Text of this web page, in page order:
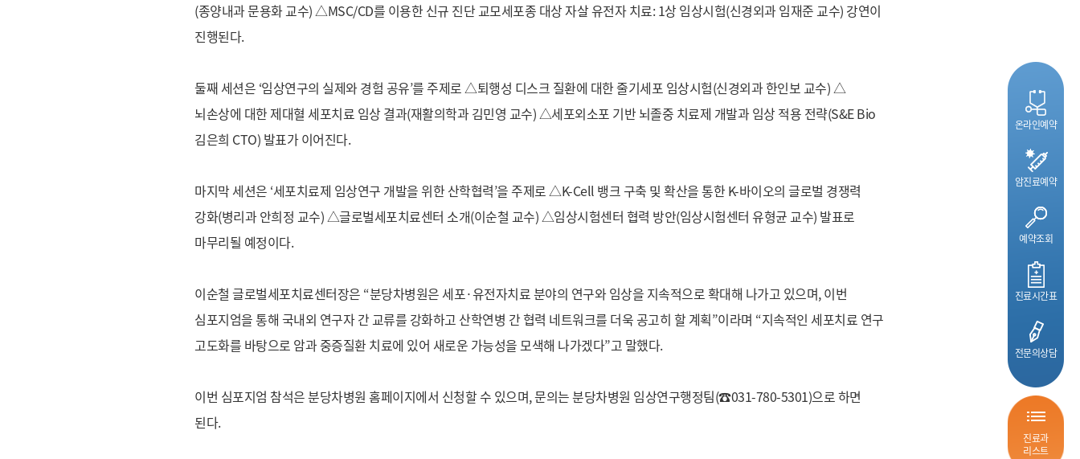
온라인예약
암진료예약
예약조회
진료시간표
전문의상담
진료과
리스트
(종양내과 문용화 교수) △MSC/CD를 이용한 신규 진단 교모세포종 대상 자살 유전자 치료: 1상 임상시험(신경외과 임재준 교수) 강연이
진행된다.
둘째 세션은 ‘임상연구의 실제와 경험 공유’를 주제로 △퇴행성 디스크 질환에 대한 줄기세포 임상시험(신경외과 한인보 교수) △
뇌손상에 대한 제대혈 세포치료 임상 결과(재활의학과 김민영 교수) △세포외소포 기반 뇌졸중 치료제 개발과 임상 적용 전략(S&E Bio
김은희 CTO) 발표가 이어진다.
마지막 세션은 ‘세포치료제 임상연구 개발을 위한 산학협력’을 주제로 △K-Cell 뱅크 구축 및 확산을 통한 K-바이오의 글로벌 경쟁력
강화(병리과 안희정 교수) △글로벌세포치료센터 소개(이순철 교수) △임상시험센터 협력 방안(임상시험센터 유형균 교수) 발표로
마무리될 예정이다.
이순철 글로벌세포치료센터장은 “분당차병원은 세포·유전자치료 분야의 연구와 임상을 지속적으로 확대해 나가고 있으며, 이번
심포지엄을 통해 국내외 연구자 간 교류를 강화하고 산학연병 간 협력 네트워크를 더욱 공고히 할 계획”이라며 “지속적인 세포치료 연구
고도화를 바탕으로 암과 중증질환 치료에 있어 새로운 가능성을 모색해 나가겠다”고 말했다.
이번 심포지엄 참석은 분당차병원 홈페이지에서 신청할 수 있으며, 문의는 분당차병원 임상연구행정팀(☎031-780-5301)으로 하면
된다.